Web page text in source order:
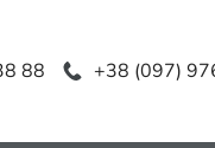
88 +38 (097)